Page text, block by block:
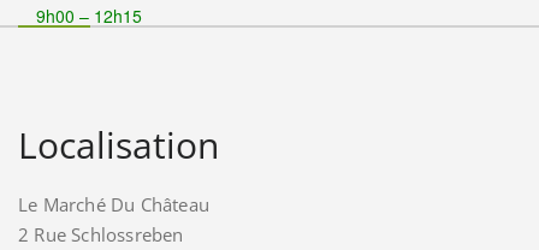
9h00 – 12h15
Localisation
Le Marché Du Château
2 Rue Schlossreben